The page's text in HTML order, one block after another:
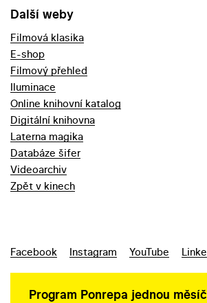
Další weby
Filmová klasika
E-shop
Filmový přehled
Iluminace
Online knihovní katalog
Digitální knihovna
Laterna magika
Databáze šifer
Videoarchiv
Zpět v kinech
Facebook Instagram YouTube
Program Ponrepa jednou